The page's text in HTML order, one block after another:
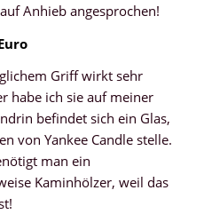
Anhieb angesprochen!
Griff wirkt sehr
habe ich sie auf meiner
befindet sich ein Glas,
von Yankee Candle stelle.
man ein
Kaminhölzer, weil das